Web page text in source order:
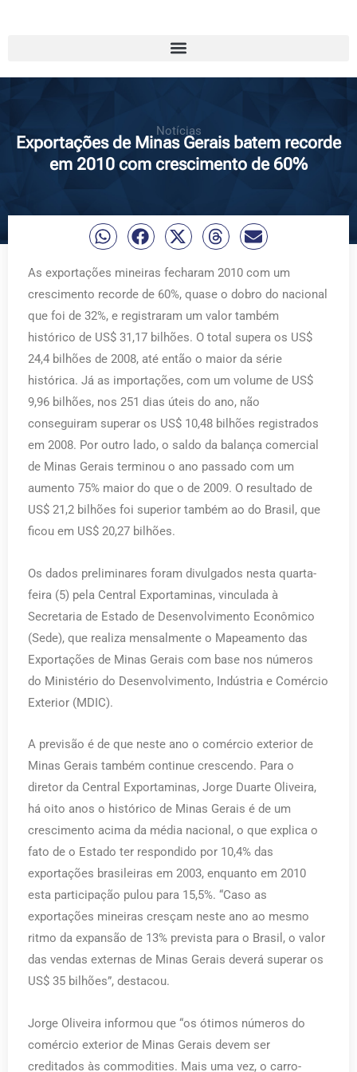
Notícias
Exportações de Minas Gerais batem recorde
em 2010 com crescimento de 60%
As exportações mineiras fecharam 2010 com um
crescimento recorde de 60%, quase o dobro do nacional
que foi de 32%, e registraram um valor também
histórico de US$ 31,17 bilhões. O total supera os US$
24,4 bilhões de 2008, até então o maior da série
histórica. Já as importações, com um volume de US$
9,96 bilhões, nos 251 dias úteis do ano, não
conseguiram superar os US$ 10,48 bilhões registrados
em 2008. Por outro lado, o saldo da balança comercial
de Minas Gerais terminou o ano passado com um
aumento 75% maior do que o de 2009. O resultado de
US$ 21,2 bilhões foi superior também ao do Brasil, que
ficou em US$ 20,27 bilhões.
Os dados preliminares foram divulgados nesta quarta-
feira (5) pela Central Exportaminas, vinculada à
Secretaria de Estado de Desenvolvimento Econômico
(Sede), que realiza mensalmente o Mapeamento das
Exportações de Minas Gerais com base nos números
do Ministério do Desenvolvimento, Indústria e Comércio
Exterior (MDIC).
A previsão é de que neste ano o comércio exterior de
Minas Gerais também continue crescendo. Para o
diretor da Central Exportaminas, Jorge Duarte Oliveira,
há oito anos o histórico de Minas Gerais é de um
crescimento acima da média nacional, o que explica o
fato de o Estado ter respondido por 10,4% das
exportações brasileiras em 2003, enquanto em 2010
esta participação pulou para 15,5%. “Caso as
exportações mineiras cresçam neste ano ao mesmo
ritmo da expansão de 13% prevista para o Brasil, o valor
das vendas externas de Minas Gerais deverá superar os
US$ 35 bilhões”, destacou.
Jorge Oliveira informou que “os ótimos números do
comércio exterior de Minas Gerais devem ser
creditados às commodities. Mais uma vez, o carro-